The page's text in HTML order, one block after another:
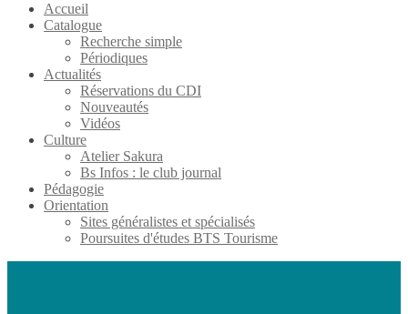
Accueil
Catalogue
Recherche simple
Périodiques
Actualités
Réservations du CDI
Nouveautés
Vidéos
Culture
Atelier Sakura
Bs Infos : le club journal
Pédagogie
Orientation
Sites généralistes et spécialisés
Poursuites d'études BTS Tourisme